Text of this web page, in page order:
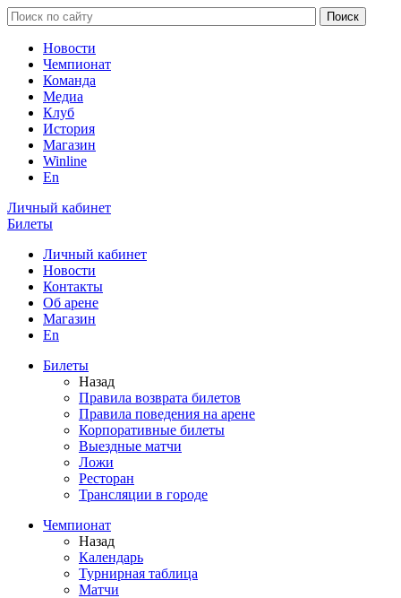
Новости
Чемпионат
Команда
Медиа
Клуб
История
Магазин
Winline
En
Личный кабинет
Билеты
Личный кабинет
Новости
Контакты
Об арене
Магазин
En
Билеты
Назад
Правила возврата билетов
Правила поведения на арене
Корпоративные билеты
Выездные матчи
Ложи
Ресторан
Трансляции в городе
Чемпионат
Назад
Календарь
Турнирная таблица
Матчи